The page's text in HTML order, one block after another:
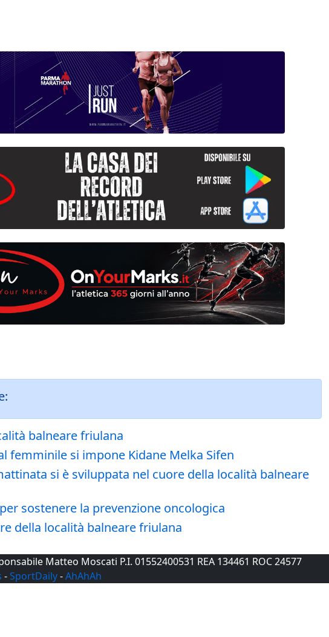
balneare friulana
femminile si impone Kidane Melka Sifen
si è sviluppata nel cuore della località balneare
sostenere la prevenzione oncologica
della località balneare friulana
Matteo Moscati P.I. 01552400531 REA 134461 ROC 24577
-SportDaily-AhAhAh